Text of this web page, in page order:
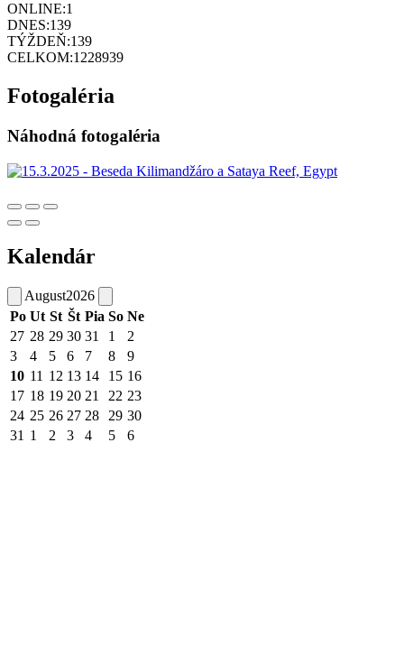
ONLINE:1
DNES:139
TÝŽDEŇ:139
CELKOM:1228939
Fotogaléria
Náhodná fotogaléria
Kalendár
August2026
Po Ut St Št Pia So Ne
27 28 29 30 31 1
2
3
4 5 6 7 8
9
10 11 12 13 14 15 16
17 18 19 20 21 22 23
24 25 26 27 28 29 30
31 1 2 3 4 5 6